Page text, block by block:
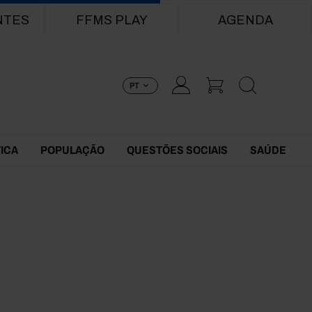
FFMS PLAY AGENDA
PT
POPULAÇÃO QUESTÕES SOCIAIS SAÚDE